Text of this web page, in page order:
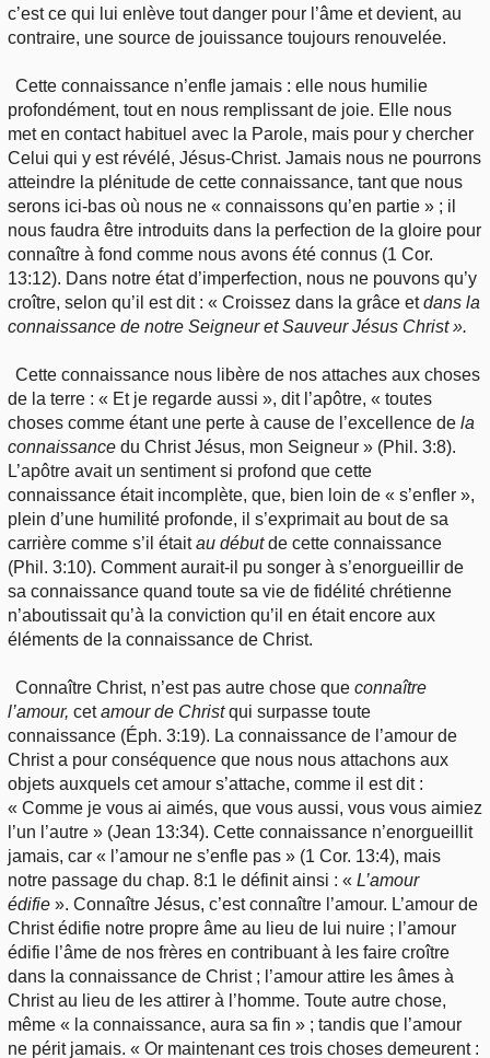
c’est ce qui lui enlève tout danger pour l’âme et devient, au
contraire, une source de jouissance toujours renouvelée.
Cette connaissance n’enfle jamais : elle nous humilie
profondément, tout en nous remplissant de joie. Elle nous
met en contact habituel avec la Parole, mais pour y chercher
Celui qui y est révélé, Jésus-Christ. Jamais nous ne pourrons
atteindre la plénitude de cette connaissance, tant que nous
serons ici-bas où nous ne « connaissons qu’en partie » ; il
nous faudra être introduits dans la perfection de la gloire pour
connaître à fond comme nous avons été connus (1 Cor.
13:12). Dans notre état d’imperfection, nous ne pouvons qu’y
croître, selon qu’il est dit : « Croissez dans la grâce etdans la
connaissance de notre Seigneur et Sauveur Jésus Christ ».
Cette connaissance nous libère de nos attaches aux choses
de la terre : « Et je regarde aussi », dit l’apôtre, « toutes
choses comme étant une perte à cause de l’excellence de la
connaissance du Christ Jésus, mon Seigneur » (Phil. 3:8).
L’apôtre avait un sentiment si profond que cette
connaissance était incomplète, que, bien loin de « s’enfler »,
plein d’une humilité profonde, il s’exprimait au bout de sa
carrière comme s’il étaitau débutde cette connaissance
(Phil. 3:10). Comment aurait-il pu songer à s’enorgueillir de
sa connaissance quand toute sa vie de fidélité chrétienne
n’aboutissait qu’à la conviction qu’il en était encore aux
éléments de la connaissance de Christ.
Connaître Christ, n’est pas autre chose queconnaître
l’amour, cetamour de Christqui surpasse toute
connaissance (Éph. 3:19). La connaissance de l’amour de
Christ a pour conséquence que nous nous attachons aux
objets auxquels cet amour s’attache, comme il est dit :
« Comme je vous ai aimés, que vous aussi, vous vous aimiez
l’un l’autre » (Jean 13:34). Cette connaissance n’enorgueillit
jamais, car « l’amour ne s’enfle pas » (1 Cor. 13:4), mais
notre passage du chap. 8:1 le définit ainsi : « L’amour
édifie ». Connaître Jésus, c’est connaître l’amour. L’amour de
Christ édifie notre propre âme au lieu de lui nuire ; l’amour
édifie l’âme de nos frères en contribuant à les faire croître
dans la connaissance de Christ ; l’amour attire les âmes à
Christ au lieu de les attirer à l’homme. Toute autre chose,
même « la connaissance, aura sa fin » ; tandis que l’amour
ne périt jamais. « Or maintenant ces trois choses demeurent :